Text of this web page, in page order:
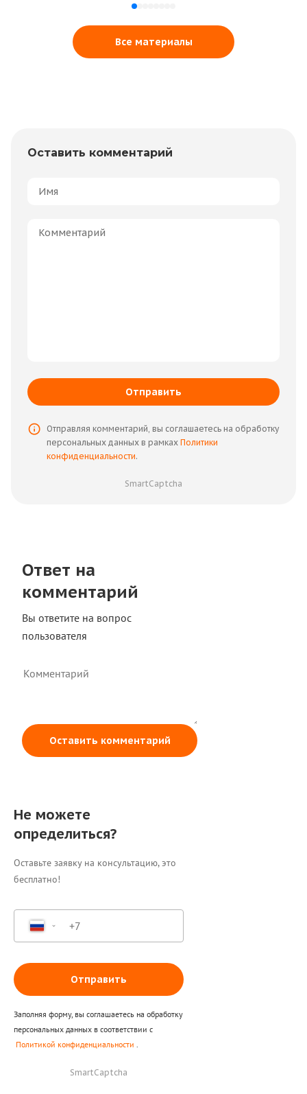
Все материалы
Оставить комментарий
Отправляя комментарий, вы соглашаетесь на обработку
персональных данных в рамках Политики
конфиденциальности.
Отправить
SmartCaptcha
Ответ на
комментарий
Вы ответите на вопрос
пользователя
Оставить комментарий
Не можете
определиться?
Оставьте заявку на консультацию, это
бесплатно!
Отправить
Заполняя форму, вы соглашаетесь на обработку
персональных данных в соответствии с
Политикой конфиденциальности .
SmartCaptcha